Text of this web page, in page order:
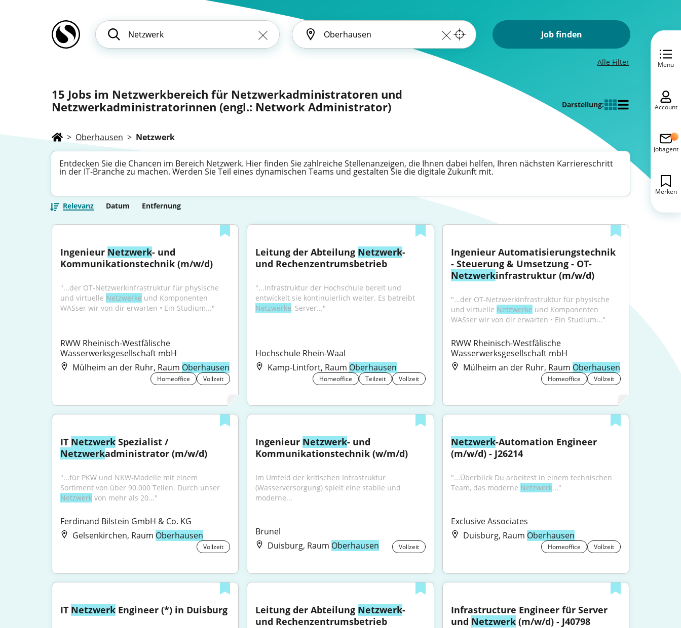
Job finden
Alle Filter
15 Jobs im Netzwerkbereich für Netzwerkadministratoren und
Netzwerkadministratorinnen (engl.: Network Administrator)
Darstellung:
> Oberhausen > Netzwerk
Entdecken Sie die Chancen im Bereich Netzwerk. Hier finden Sie zahlreiche Stellenanzeigen, die Ihnen dabei helfen, Ihren nächsten Karriereschritt
in der IT-Branche zu machen. Werden Sie Teil eines dynamischen Teams und gestalten Sie die digitale Zukunft mit.
Relevanz Datum Entfernung
Ingenieur Netzwerk- und
Kommunikationstechnik (m/w/d)
"...der OT-Netzwerkinfrastruktur für physische
und virtuelle Netzwerke und Komponenten
WASser wir von dir erwarten • Ein Studium..."
RWW Rheinisch-Westfälische
Wasserwerksgesellschaft mbH
Mülheim an der Ruhr, Raum Oberhausen
Homeoffice Vollzeit
Leitung der Abteilung Netzwerk-
und Rechenzentrums­betrieb
"...Infrastruktur der Hochschule bereit und
Netzwerke, Server..."
Hochschule Rhein-Waal
Kamp-Lintfort, Raum Oberhausen
Homeoffice Teilzeit Vollzeit
Ingenieur Automatisierungstechnik
- Steuerung & Umsetzung - OT-
Netzwerkinfrastruktur (m/w/d)
"...der OT-Netzwerkinfrastruktur für physische
und virtuelle Netzwerke und Komponenten
WASser wir von dir erwarten • Ein Studium..."
RWW Rheinisch-Westfälische
Wasserwerksgesellschaft mbH
Mülheim an der Ruhr, Raum Oberhausen
Homeoffice Vollzeit
IT Netzwerk
Spezialist /
Netzwerkadministrator (m/w/d)
"...für PKW und NKW-Modelle mit einem
Netzwerk von mehr als 20..."
Ferdinand Bilstein GmbH & Co. KG
Gelsenkirchen, Raum Oberhausen
Vollzeit
Ingenieur Netzwerk- und
Kommunikationstechnik (w/m/d)
Im Umfeld der kritischen Infrastruktur
(Wasserversorgung) spielt eine stabile und
moderne...
Brunel
Duisburg, Raum Oberhausen Vollzeit
Netzwerk-Automation Engineer
(m/w/d) - J26214
"...Überblick Du arbeitest in einem technischen
Team, das moderne Netzwerk..."
Exclusive Associates
Duisburg, Raum Oberhausen
Homeoffice Vollzeit
IT Netzwerk Engineer (*) in Duisburg Leitung der Abteilung Netzwerk-
und Rechenzentrums­betrieb
Infrastructure Engineer für Server
und Netzwerk (m/w/d) - J40798
Menü
Account
Jobagent
Merken